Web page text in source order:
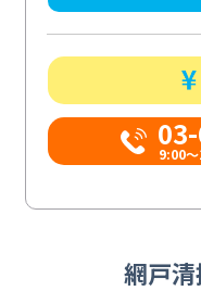
9:00
網戸